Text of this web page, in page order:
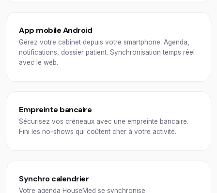
App mobile Android
Gérez votre cabinet depuis votre smartphone. Agenda,
notifications, dossier patient. Synchronisation temps réel
avec le web.
Empreinte bancaire
Sécurisez vos créneaux avec une empreinte bancaire.
Fini les no-shows qui coûtent cher à votre activité.
Synchro calendrier
Votre agenda HouseMed se synchronise